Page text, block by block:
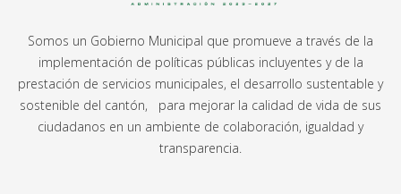
Somos un Gobierno Municipal que promueve a través de la
implementación de políticas públicas incluyentes y de la
prestación de servicios municipales, el desarrollo sustentable y
sostenible del cantón, para mejorar la calidad de vida de sus
ciudadanos en un ambiente de colaboración, igualdad y
transparencia.